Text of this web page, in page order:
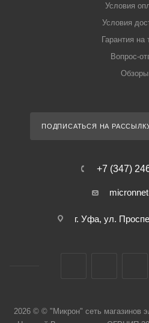
Условия
Условия
Гарантия на
Вопрос-
Обзоры
ПОДПИСАТЬСЯ НА
+7 (347)
г. Уфа, ул.
2026 © © "Микрон" сеть магазинов